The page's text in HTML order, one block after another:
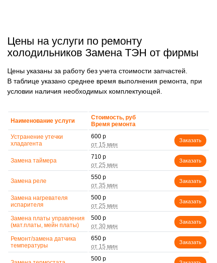
Цены на услуги по ремонту
холодильников Замена ТЭН от фирмы
Цены указаны за работу без учета стоимости запчастей.
В таблице указано среднее время выполнения ремонта, при
условии наличия необходимых комплектующей.
Наименование услуги
Стоимость, руб
Время ремонта
Устранение утечки
хладагента
600 р
Заказать
Замена таймера
710 р
Заказать
Замена реле
550 р
Заказать
Замена нагревателя
испарителя
500 р
Заказать
Замена платы управления
(мат.платы, мейн платы)
500 р
Заказать
Ремонт/замена датчика
температуры
650 р
Заказать
500 р